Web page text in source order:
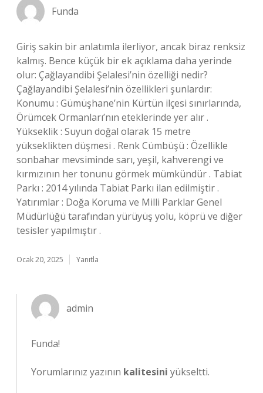
Funda
Giriş sakin bir anlatımla ilerliyor, ancak biraz renksiz
kalmış. Bence küçük bir ek açıklama daha yerinde
olur: Çağlayandibi Şelalesi’nin özelliği nedir?
Çağlayandibi Şelalesi’nin özellikleri şunlardır:
Konumu : Gümüşhane’nin Kürtün ilçesi sınırlarında,
Örümcek Ormanları’nın eteklerinde yer alır .
Yükseklik : Suyun doğal olarak 15 metre
yükseklikten düşmesi . Renk Cümbüşü : Özellikle
sonbahar mevsiminde sarı, yeşil, kahverengi ve
kırmızının her tonunu görmek mümkündür . Tabiat
Parkı : 2014 yılında Tabiat Parkı ilan edilmiştir .
Yatırımlar : Doğa Koruma ve Milli Parklar Genel
Müdürlüğü tarafından yürüyüş yolu, köprü ve diğer
tesisler yapılmıştır .
Ocak 20, 2025 Yanıtla
admin
Funda!
Yorumlarınız yazının kalitesini yükseltti.